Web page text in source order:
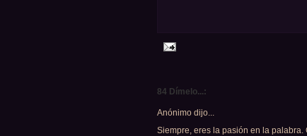
84 Dímelo...:
Anónimo dijo...
Siempre, eres la pasión en la palabra.